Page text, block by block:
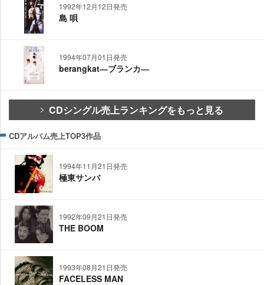
1992年12月12日発売
島 唄
1994年07月01日発売
berangkat―ブランカ―
CDシングル売上ランキングをもっと見る
CDアルバム売上TOP3作品
1994年11月21日発売
極東サンバ
1992年09月21日発売
THE BOOM
1993年08月21日発売
FACELESS MAN